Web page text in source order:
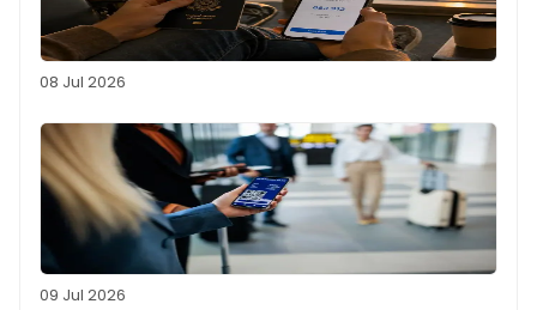
08 Jul 2026
09 Jul 2026